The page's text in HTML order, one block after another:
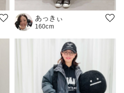
あっきぃ
160cm